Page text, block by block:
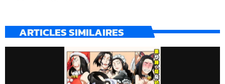
ARTICLES SIMILAIRES